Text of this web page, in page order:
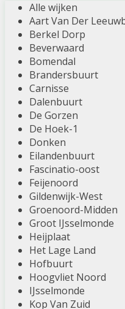
Alle wijken
Aart Van Der
Berkel Dorp
Beverwaard
Bomendal
Brandersbuurt
Carnisse
Dalenbuurt
De Gorzen
De Hoek-1
Donken
Eilandenbuurt
Fascinatio-oost
Feijenoord
Gildenwijk-West
Groenoord-Midden
Groot IJsselmonde
Heijplaat
Het Lage Land
Hofbuurt
Hoogvliet Noord
IJsselmonde
Kop Van Zuid